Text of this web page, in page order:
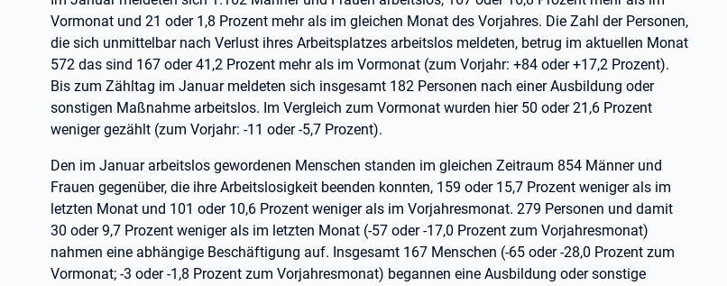
Vormonat und 21 oder 1,8 Prozent mehr als im gleichen Monat des Vorjahres. Die Zahl der Personen,
die sich unmittelbar nach Verlust ihres Arbeitsplatzes arbeitslos meldeten, betrug im aktuellen Monat
572 das sind 167 oder 41,2 Prozent mehr als im Vormonat (zum Vorjahr: +84 oder +17,2 Prozent).
Bis zum Zähltag im Januar meldeten sich insgesamt 182 Personen nach einer Ausbildung oder
sonstigen Maßnahme arbeitslos. Im Vergleich zum Vormonat wurden hier 50 oder 21,6 Prozent
weniger gezählt (zum Vorjahr: -11 oder -5,7 Prozent).
Den im Januar arbeitslos gewordenen Menschen standen im gleichen Zeitraum 854 Männer und
Frauen gegenüber, die ihre Arbeitslosigkeit beenden konnten, 159 oder 15,7 Prozent weniger als im
letzten Monat und 101 oder 10,6 Prozent weniger als im Vorjahresmonat. 279 Personen und damit
30 oder 9,7 Prozent weniger als im letzten Monat (-57 oder -17,0 Prozent zum Vorjahresmonat)
nahmen eine abhängige Beschäftigung auf. Insgesamt 167 Menschen (-65 oder -28,0 Prozent zum
Vormonat; -3 oder -1,8 Prozent zum Vorjahresmonat) begannen eine Ausbildung oder sonstige